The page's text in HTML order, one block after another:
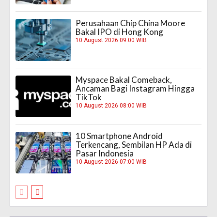
Perusahaan Chip China Moore
Bakal IPO di Hong Kong
10 August 2026 09:00 WIB
Myspace Bakal Comeback,
Ancaman Bagi Instagram Hingga
TikTok
10 August 2026 08:00 WIB
10 Smartphone Android
Terkencang, Sembilan HP Ada di
Pasar Indonesia
10 August 2026 07:00 WIB